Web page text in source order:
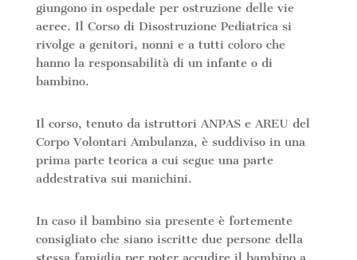
giungono in ospedale per ostruzione delle vie
aeree. Il Corso di Disostruzione Pediatrica si
rivolge a genitori, nonni e a tutti coloro che
hanno la responsabilità di un infante o di
bambino.
Il corso, tenuto da istruttori ANPAS e AREU del
Corpo Volontari Ambulanza, è suddiviso in una
prima parte teorica a cui segue una parte
addestrativa sui manichini.
In caso il bambino sia presente è fortemente
consigliato che siano iscritte due persone della